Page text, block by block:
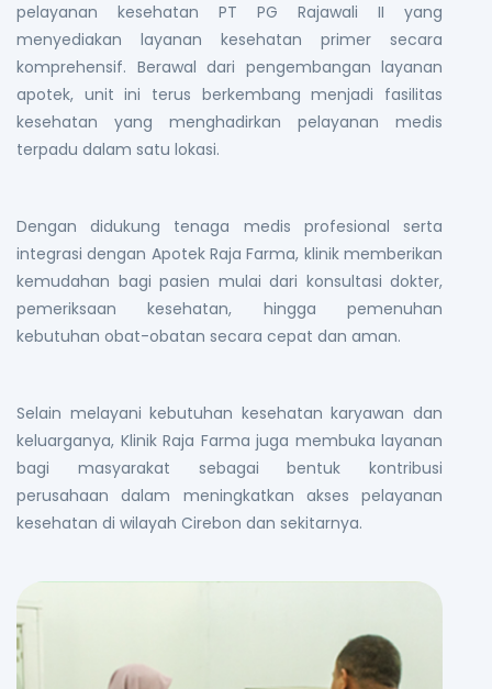
pelayanan kesehatan PT PG Rajawali II yang
menyediakan layanan kesehatan primer secara
komprehensif. Berawal dari pengembangan layanan
apotek, unit ini terus berkembang menjadi fasilitas
kesehatan yang menghadirkan pelayanan medis
terpadu dalam satu lokasi.
Dengan didukung tenaga medis profesional serta
integrasi dengan Apotek Raja Farma, klinik memberikan
kemudahan bagi pasien mulai dari konsultasi dokter,
pemeriksaan kesehatan, hingga pemenuhan
kebutuhan obat-obatan secara cepat dan aman.
Selain melayani kebutuhan kesehatan karyawan dan
keluarganya, Klinik Raja Farma juga membuka layanan
bagi masyarakat sebagai bentuk kontribusi
perusahaan dalam meningkatkan akses pelayanan
kesehatan di wilayah Cirebon dan sekitarnya.